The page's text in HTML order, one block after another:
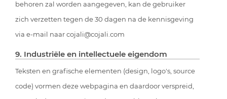
behoren zal worden aangegeven, kan de gebruiker
zich verzetten tegen de 30 dagen na de kennisgeving
via e-mail naar cojali@cojali.com
9. Industriële en intellectuele eigendom
Teksten en grafische elementen (design, logo's, source
code) vormen deze webpagina en daardoor verspreid,